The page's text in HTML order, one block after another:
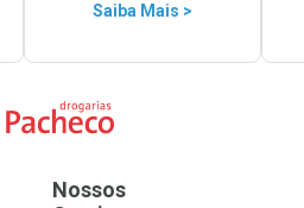
Saiba Mais >
a Home
Nossos